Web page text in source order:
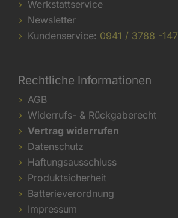
Werkstattservice
Newsletter
Kundenservice: 0941 / 3788 -147
Rechtliche Informationen
AGB
Widerrufs- & Rückgaberecht
Vertrag widerrufen
Datenschutz
Haftungsausschluss
Produktsicherheit
Batterieverordnung
Impressum